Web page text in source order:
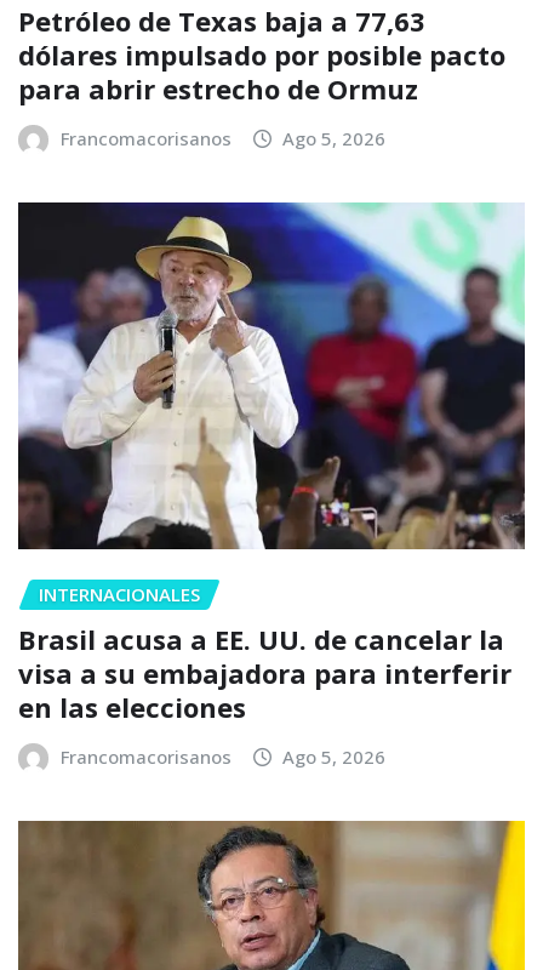
Petróleo de Texas baja a 77,63
dólares impulsado por posible pacto
para abrir estrecho de Ormuz
Francomacorisanos Ago 5, 2026
INTERNACIONALES
Brasil acusa a EE. UU. de cancelar la
visa a su embajadora para interferir
en las elecciones
Francomacorisanos Ago 5, 2026